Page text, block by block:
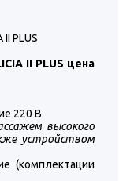
PLUS
II PLUS цена
220 В
высокого
устройством
(комплектации